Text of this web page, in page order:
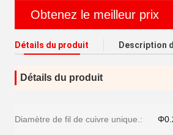
Obtenez le meilleur prix
Détails du produit Description
Détails du produit
Diamètre de fil de cuivre unique.: